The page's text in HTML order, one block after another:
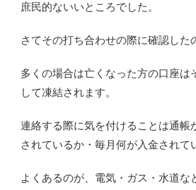
庶民的ないいところでした。
さてその打ち合わせの際に確認した
多くの場合は亡くなった方の口座は
して凍結されます。
連絡する際に気を付けることは通帳
されているか・毎月何が入金されて
よくあるのが、電気・ガス・水道な